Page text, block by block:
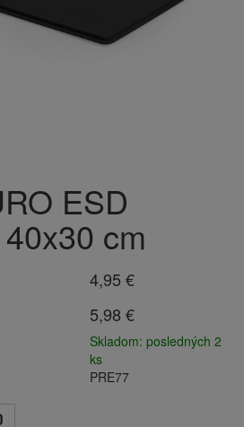
ESD
cm
4,95 €
5,98 €
Skladom: posledných 2
ks
PRE77